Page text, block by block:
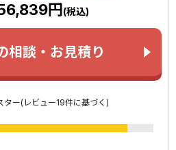
円 (税込)
相談・お見積り
ター(レビュー19件に基づく)